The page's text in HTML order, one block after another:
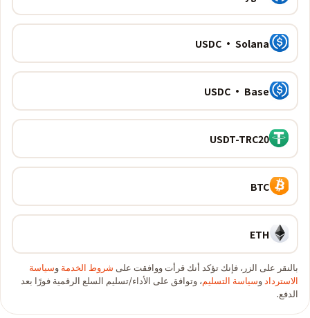
USDC · Solana
USDC · Base
USDT-TRC20
BTC
ETH
بالنقر على الزر، فإنك تؤكد أنك قرأت ووافقت على شروط الخدمة وسياسة
الاستردادوسياسة التسليم، وتوافق على الأداء/تسليم السلع الرقمية فورًا بعد
الدفع.